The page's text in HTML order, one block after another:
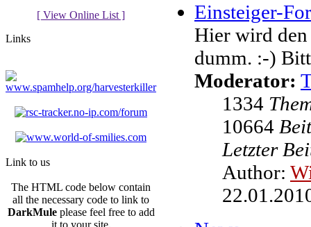
[ View Online List ]
Links
Link to us
The HTML code below contain
all the necessary code to link to
DarkMuleplease feel free to add
Einsteiger-
Hier wird
dumm. :-)
Moderator:
1334
10664
Letzter
Author: